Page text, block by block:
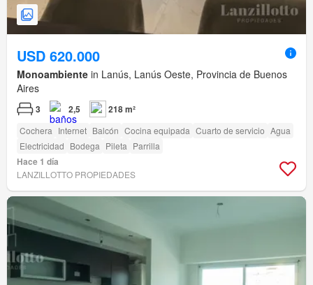
USD 620.000
Monoambiente in Lanús, Lanús Oeste, Provincia de Buenos
Aires
3 2,5 218 m²
Cochera Internet Balcón Cocina equipada Cuarto de servicio Agua
Electricidad Bodega Pileta Parrilla
Hace 1 día
LANZILLOTTO PROPIEDADES